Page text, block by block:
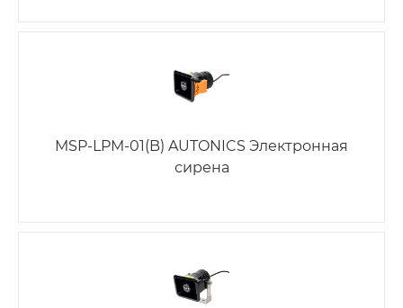
MSP-LPM-01(B) AUTONICS Электронная
сирена